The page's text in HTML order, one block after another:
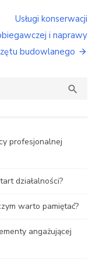
Usługi konserwacji
i naprawy
budowlanego

profesjonalnej
działalności?
warto pamiętać?
angażującej